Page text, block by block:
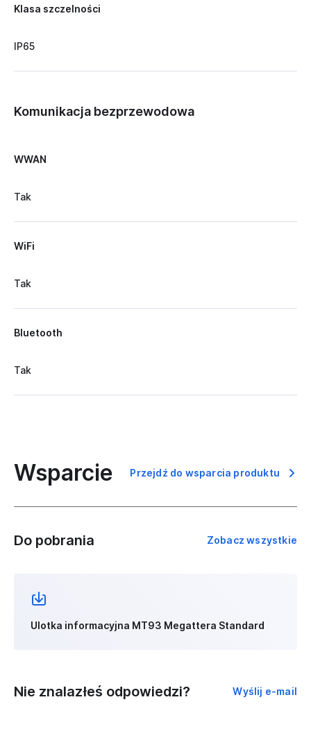
Klasa szczelności
IP65
Komunikacja bezprzewodowa
WWAN
Tak
WiFi
Tak
Bluetooth
Tak
Wsparcie Przejdź do wsparcia produktu
Do pobrania Zobacz wszystkie
Ulotka informacyjna MT93 Megattera Standard
Nie znalazłeś odpowiedzi? Wyślij e-mail